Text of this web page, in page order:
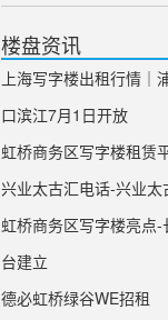
楼盘资讯
上海写字楼出租行情｜
口滨江7月1日开放
虹桥商务区写字楼租赁
兴业太古汇电话-兴业太
虹桥商务区写字楼亮点-
台建立
德必虹桥绿谷WE招租